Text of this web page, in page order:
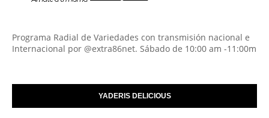
Programa Radial de Variedades con transmisión nacional e
Internacional por @extra86net. Sábado de 10:00 am -11:00m
YADERIS DELICIOUS